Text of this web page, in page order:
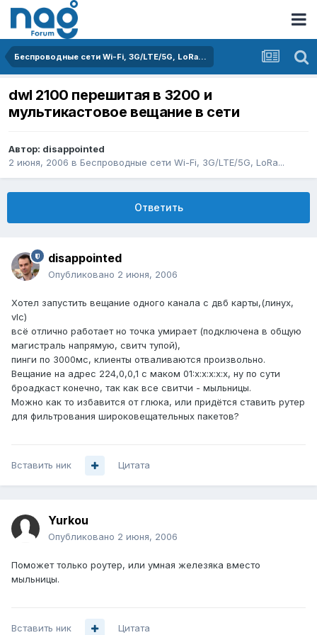
Беспроводные сети Wi-Fi, 3G/LTE/5G, LoRa...
dwl 2100 перешитая в 3200 и
мультикастовое вещание в сети
Автор: disappointed
2 июня, 2006 в Беспроводные сети Wi-Fi, 3G/LTE/5G, LoRa...
Ответить
disappointed
Опубликовано 2 июня, 2006
Хотел запустить вещание одного канала с двб карты,(линух,
vlc)
всё отлично работает но точка умирает (подключена в общую
магистраль напрямую, свитч тупой),
пинги по 3000мс, клиенты отваливаются произвольно.
Вещание на адрес 224,0,0,1 с маком 01:x:x:x:x:x, ну по сути
броадкаст конечно, так как все свитчи - мыльницы.
Можно как то избавится от глюка, или придётся ставить рутер
для фильтрования широковещательных пакетов?
Вставить ник Цитата
Yurkou
Опубликовано 2 июня, 2006
Поможет только роутер, или умная железяка вместо
мыльницы.
Вставить ник Цитата